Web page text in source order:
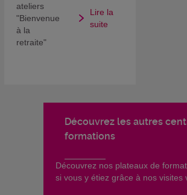
ateliers
"Bienvenue
à la
retraite"
Lire la
suite
Découvrez les autres
formations
​Découvrez nos plateaux de
si vous y étiez grâce à nos visites